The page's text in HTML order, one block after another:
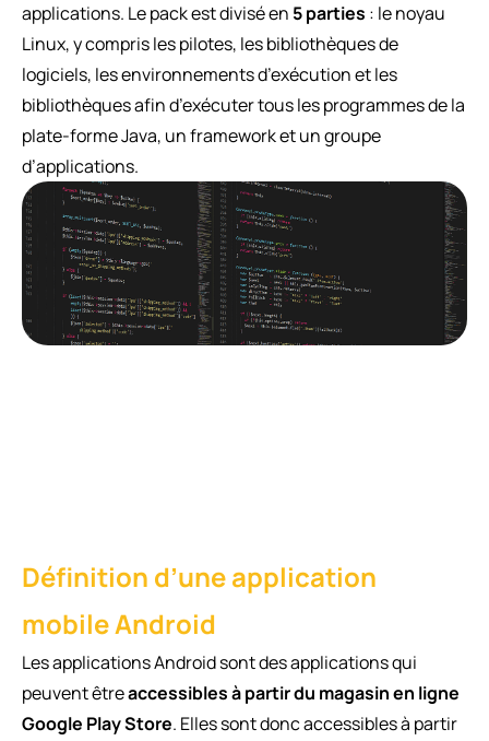
applications. Le pack est divisé en 5 parties : le noyau
Linux, y compris les pilotes, les bibliothèques de
logiciels, les environnements d’exécution et les
bibliothèques afin d’exécuter tous les programmes de la
plate-forme Java, un framework et un groupe
d’applications.
Définition d’une application
mobile Android
Les applications Android sont des applications qui
peuvent êtreaccessibles à partir du magasin en ligne
Google Play Store. Elles sont donc accessibles à partir